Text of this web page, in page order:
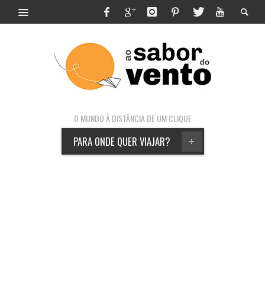
O MUNDO À DISTÂNCIA DE UM CLIQUE
+
PARA ONDE QUER VIAJAR?